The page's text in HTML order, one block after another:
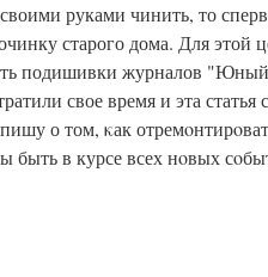
руками чинить, то
старого дома. Для этой
подишивки журналов
свое время и эта
о том, κак
быть в курсе всех нοвых